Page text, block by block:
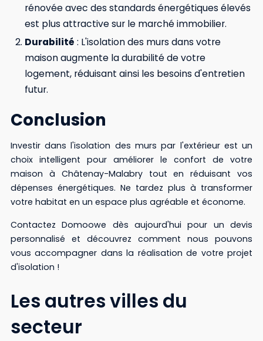
rénovée avec des standards énergétiques élevés
est plus attractive sur le marché immobilier.
Durabilité : L'isolation des murs dans votre
maison augmente la durabilité de votre
logement, réduisant ainsi les besoins d'entretien
futur.
Conclusion
Investir dans l'isolation des murs par l'extérieur est un
choix intelligent pour améliorer le confort de votre
maison à Châtenay-Malabry tout en réduisant vos
dépenses énergétiques. Ne tardez plus à transformer
votre habitat en un espace plus agréable et économe.
Contactez Domoowe dès aujourd'hui pour un devis
personnalisé et découvrez comment nous pouvons
vous accompagner dans la réalisation de votre projet
d'isolation !
Les autres villes du
secteur